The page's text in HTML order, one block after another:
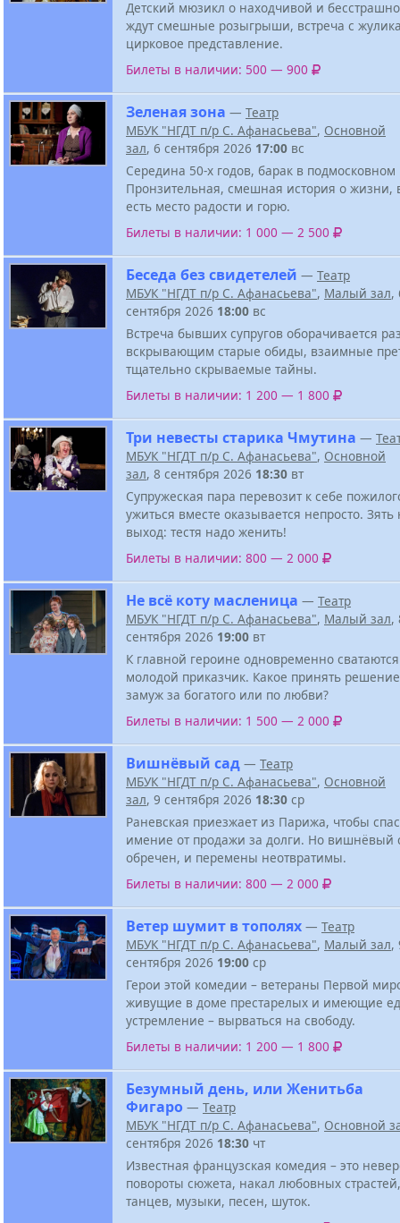
Детский мюзикл о находчивой и
ждут смешные розыгрыши, встреча с
цирковое представление.
Билеты в наличии: 500 — 900
Зеленая зона — Театр
МБУК "НГДТ п/р С. Афанасьева", Основной
зал, 6 сентября 2026 17:00 вс
Середина 50-х годов, барак в подмосковном
Пронзительная, смешная история о жизни,
есть место радости и горю.
Билеты в наличии: 1 000 — 2 500
Беседа без свидетелей — Театр
МБУК "НГДТ п/р С. Афанасьева", Малый зал,
сентября 2026 18:00 вс
Встреча бывших супругов оборачивается
вскрывающим старые обиды, взаимные
тщательно скрываемые тайны.
Билеты в наличии: 1 200 — 1 800
Три невесты старика Чмутина —
МБУК "НГДТ п/р С. Афанасьева", Основной
зал, 8 сентября 2026 18:30 вт
Супружеская пара перевозит к себе
ужиться вместе оказывается непросто. Зять
выход: тестя надо женить!
Билеты в наличии: 800 — 2 000
Не всё коту масленица — Театр
МБУК "НГДТ п/р С. Афанасьева", Малый зал,
сентября 2026 19:00 вт
К главной героине одновременно
молодой приказчик. Какое принять
замуж за богатого или по любви?
Билеты в наличии: 1 500 — 2 000
Вишнёвый сад — Театр
МБУК "НГДТ п/р С. Афанасьева", Основной
зал, 9 сентября 2026 18:30 ср
Раневская приезжает из Парижа, чтобы
имение от продажи за долги. Но вишнёвый
обречен, и перемены неотвратимы.
Билеты в наличии: 800 — 2 000
Ветер шумит в тополях — Театр
МБУК "НГДТ п/р С. Афанасьева", Малый зал,
сентября 2026 19:00 ср
Герои этой комедии – ветераны Первой
живущие в доме престарелых и имеющие
устремление – вырваться на свободу.
Билеты в наличии: 1 200 — 1 800
Безумный день, или Женитьба
Фигаро — Театр
МБУК "НГДТ п/р С. Афанасьева", Основной
сентября 2026 18:30 чт
Известная французская комедия – это
повороты сюжета, накал любовных
танцев, музыки, песен, шуток.